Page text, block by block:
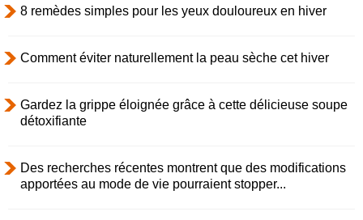
8 remèdes simples pour les yeux douloureux en hiver
Comment éviter naturellement la peau sèche cet hiver
Gardez la grippe éloignée grâce à cette délicieuse soupe
détoxifiante
Des recherches récentes montrent que des modifications
apportées au mode de vie pourraient stopper...